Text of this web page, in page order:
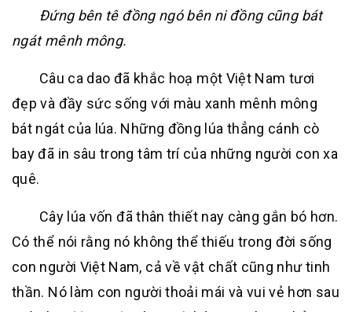
Đứng bên tê đồng ngó bên ni đồng cũng bát
ngát mênh mông.
Câu ca dao đã khắc hoạ một Việt Nam tươi
đẹp và đầy sức sống với màu xanh mênh mông
bát ngát của lúa. Những đồng lúa thẳng cánh cò
bay đã in sâu trong tâm trí của những người con xa
quê.
Cây lúa vốn đã thân thiết nay càng gắn bó hơn.
Có thể nói rằng nó không thể thiếu trong đời sống
con người Việt Nam, cả về vật chất cũng như tinh
thần. Nó làm con người thoải mái và vui vẻ hơn sau